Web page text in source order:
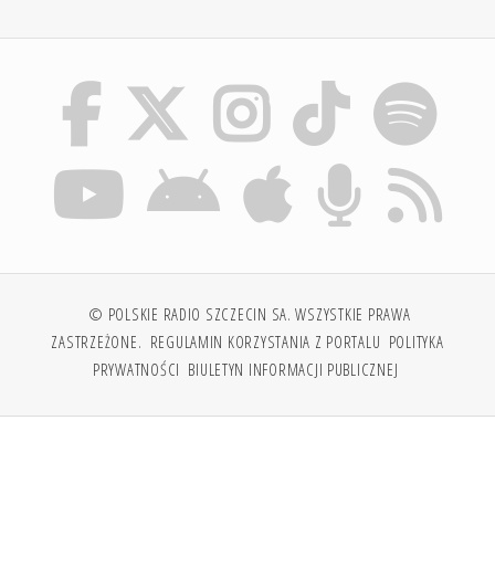
© POLSKIE RADIO SZCZECIN SA. WSZYSTKIE PRAWA
ZASTRZEŻONE. REGULAMIN KORZYSTANIA Z PORTALU POLITYKA
PRYWATNOŚCI BIULETYN INFORMACJI PUBLICZNEJ